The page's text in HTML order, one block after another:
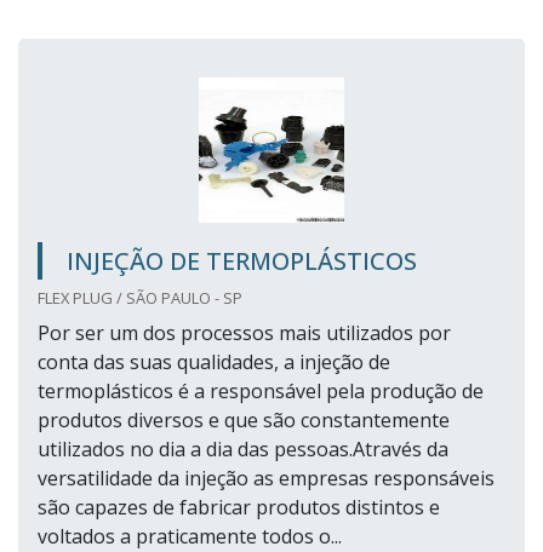
INJEÇÃO DE TERMOPLÁSTICOS
FLEX PLUG / SÃO PAULO - SP
Por ser um dos processos mais utilizados por
conta das suas qualidades, a injeção de
termoplásticos é a responsável pela produção de
produtos diversos e que são constantemente
utilizados no dia a dia das pessoas.Através da
versatilidade da injeção as empresas responsáveis
são capazes de fabricar produtos distintos e
voltados a praticamente todos o...